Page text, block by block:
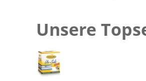
Unsere